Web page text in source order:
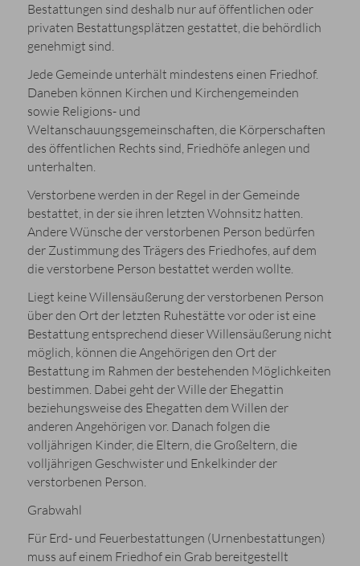
Bestattungen sind deshalb nur auf öffentlichen oder
privaten Bestattungsplätzen gestattet, die behördlich
genehmigt sind.
Jede Gemeinde unterhält mindestens einen Friedhof.
Daneben können Kirchen und Kirchengemeinden
sowie Religions- und
Weltanschauungsgemeinschaften, die Körperschaften
des öffentlichen Rechts sind, Friedhöfe anlegen und
unterhalten.
Verstorbene werden in der Regel in der Gemeinde
bestattet, in der sie ihren letzten Wohnsitz hatten.
Andere Wünsche der verstorbenen Person bedürfen
der Zustimmung des Trägers des Friedhofes, auf dem
die verstorbene Person bestattet werden wollte.
Liegt keine Willensäußerung der verstorbenen Person
über den Ort der letzten Ruhestätte vor oder ist eine
Bestattung entsprechend dieser Willensäußerung nicht
möglich, können die Angehörigen den Ort der
Bestattung im Rahmen der bestehenden Möglichkeiten
bestimmen. Dabei geht der Wille der Ehegattin
beziehungsweise des Ehegatten dem Willen der
anderen Angehörigen vor. Danach folgen die
volljährigen Kinder, die Eltern, die Großeltern, die
volljährigen Geschwister und Enkelkinder der
verstorbenen Person.
Grabwahl
Für Erd- und Feuerbestattungen (Urnenbestattungen)
muss auf einem Friedhof ein Grab bereitgestellt